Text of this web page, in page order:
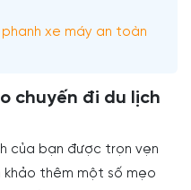
xe máy an toàn
chuyến đi du lịch
của bạn được trọn vẹn
thêm một số mẹo